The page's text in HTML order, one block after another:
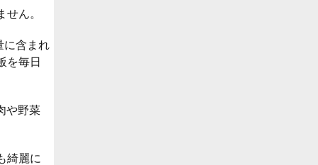
ん。
に含まれ
を毎日
や野菜
綺麗に